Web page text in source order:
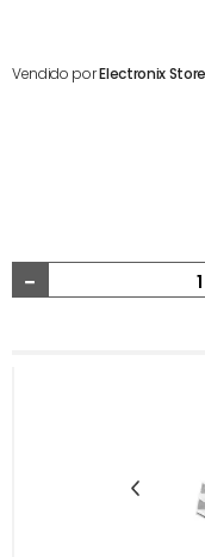
Vendido porElectronix Store
-